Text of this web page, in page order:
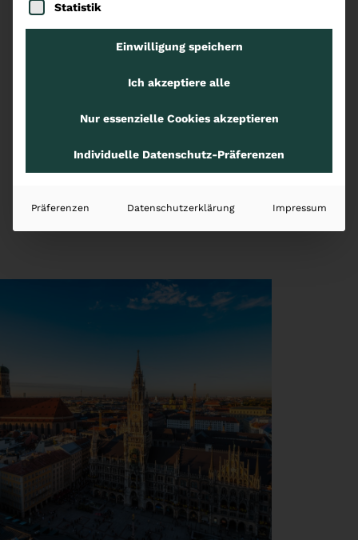
Standort
Düsseldorf
40221 Düsseldorf
kontakt@splaw.de
Statistik
Einwilligung speichern
Ich akzeptiere alle
Nur essenzielle Cookies akzeptieren
Individuelle Datenschutz-Präferenzen
Präferenzen Datenschutzerklärung Impressum